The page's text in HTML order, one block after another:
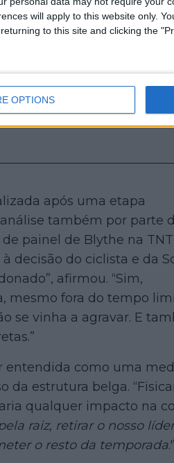
will apply to this website only.
to this site and clicking the
OPTIONS
após uma etapa
também por parte
painel de Blythe na
decisão do ciclista e da
afirmou. “Sim,
mesmo fora do tempo
se vinha a agravar. E
entendida como uma
da estrutura belga.
qualquer impacto na
raiz, retirar o nosso
o resto da temporada